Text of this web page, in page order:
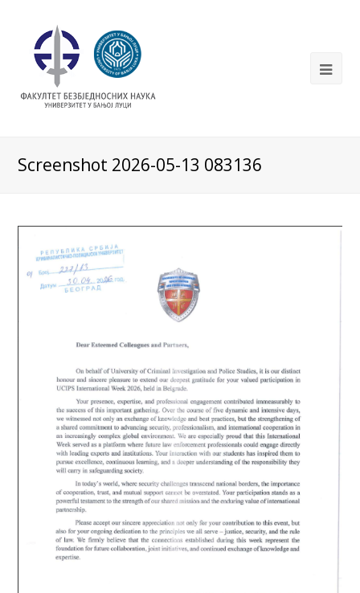
Screenshot 2026-05-13 083136